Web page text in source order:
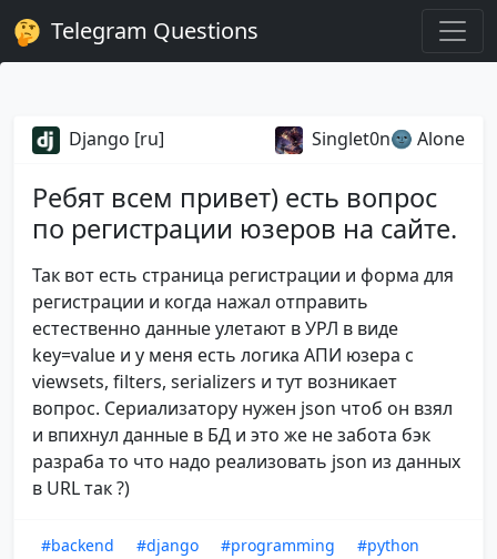
Telegram Questions
Django [ru] Singlet0n🌚 Alone
Ребят всем привет) есть вопрос
по регистрации юзеров на сайте.
Так вот есть страница регистрации и форма для
регистрации и когда нажал отправить
естественно данные улетают в УРЛ в виде
key=value и у меня есть логика АПИ юзера с
viewsets, filters, serializers и тут возникает
вопрос. Сериализатору нужен json чтоб он взял
и впихнул данные в БД и это же не забота бэк
разраба то что надо реализовать json из данных
в URL так ?)
#backend #django #programming
#python